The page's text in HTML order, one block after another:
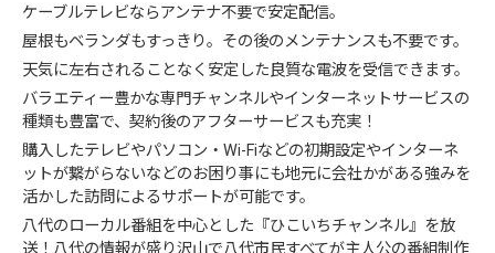
ケーブルテレビならアンテナ不要で安定配信。
屋根もベランダもすっきり。その後のメンテナンスも不要です。
天気に左右されることなく安定した良質な電波を受信できます。
バラエティー豊かな専門チャンネルやインターネットサービスの
種類も豊富で、契約後のアフターサービスも充実！
購入したテレビやパソコン・Wi-Fiなどの初期設定やインターネ
ットが繋がらないなどのお困り事にも地元に会社かがある強みを
活かした訪問によるサポートが可能です。
八代のローカル番組を中心とした『ひこいちチャンネル』を放